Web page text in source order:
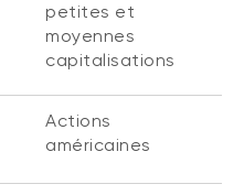
BNI
petites et
moyennes
capitalisations
Actions
américaines